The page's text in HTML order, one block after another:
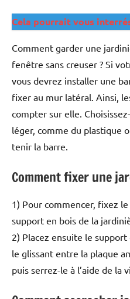
Cela pourrait vous
Comment garder une
fenêtre sans creuser ? Si
vous devrez installer une
fixer au mur latéral. Ainsi,
compter sur elle.
léger, comme du plastique
tenir la barre.
Comment fixer une
1) Pour commencer, fixez
support en bois de la
2) Placez ensuite le
le glissant entre la plaque
puis serrez-le à l’aide de la